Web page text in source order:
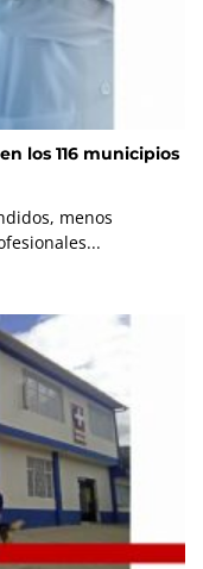
los 116 municipios
menos